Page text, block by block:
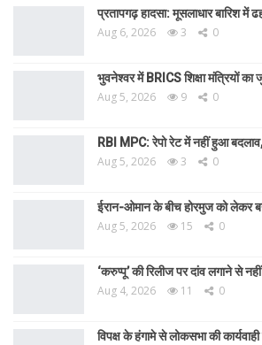
प्रतापगढ़ हादसा: मूसलाधार बारिश में
Aug 6, 2026 3 0
भुवनेश्वर में BRICS शिक्षा मंत्रियों
Aug 5, 2026 9 0
RBI MPC: रेपो रेट में नहीं हुआ
Aug 5, 2026 3 0
ईरान-ओमान के बीच होरमुज को लेकर
Aug 5, 2026 15 0
‘करुप्पू’ की रिलीज पर दांव लगाने से
Aug 4, 2026 11 0
विपक्ष के हंगामे से लोकसभा की